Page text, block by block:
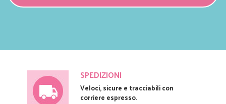
SPEDIZIONI
Veloci, sicure e tracciabili con
corriere espresso.